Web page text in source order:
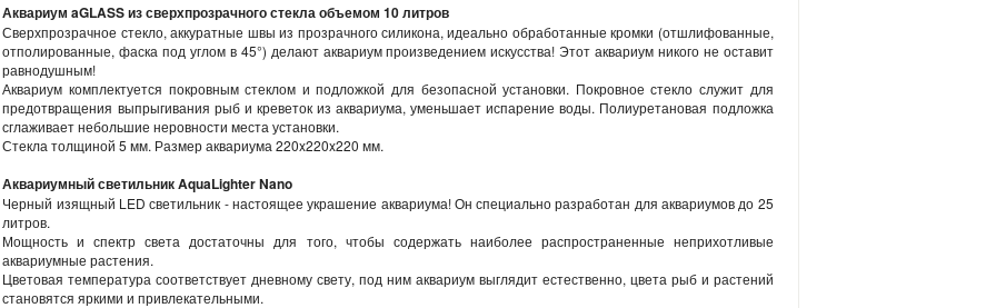
Аквариум aGLASS из сверхпрозрачного стекла объемом 10 литров
Сверхпрозрачное стекло, аккуратные швы из прозрачного силикона, идеально обработанные кромки (отшлифованные,
отполированные, фаска под углом в 45°) делают аквариум произведением искусства! Этот аквариум никого не оставит
равнодушным!
Аквариум комплектуется покровным стеклом и подложкой для безопасной установки. Покровное стекло служит для
предотвращения выпрыгивания рыб и креветок из аквариума, уменьшает испарение воды. Полиуретановая подложка
сглаживает небольшие неровности места установки.
Стекла толщиной 5 мм. Размер аквариума 220x220x220 мм.
Аквариумный светильник AquaLighter Nano
Черный изящный LED светильник - настоящее украшение аквариума! Он специально разработан для аквариумов до 25
литров.
Мощность и спектр света достаточны для того, чтобы содержать наиболее распространенные неприхотливые
аквариумные растения.
Цветовая температура соответствует дневному свету, под ним аквариум выглядит естественно, цвета рыб и растений
становятся яркими и привлекательными.